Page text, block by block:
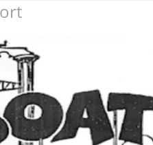
hun
in pictures
& Tanner in
Format in
Voormekaar in